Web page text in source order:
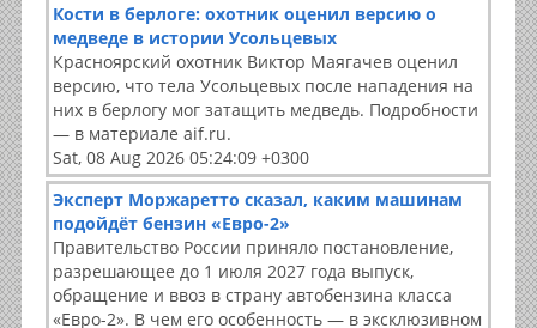
Кости в берлоге: охотник оценил версию о
медведе в истории Усольцевых
Красноярский охотник Виктор Маягачев оценил
версию, что тела Усольцевых после нападения на
них в берлогу мог затащить медведь. Подробности
— в материале aif.ru.
Sat, 08 Aug 2026 05:24:09 +0300
Эксперт Моржаретто сказал, каким машинам
подойдёт бензин «Евро-2»
Правительство России приняло постановление,
разрешающее до 1 июля 2027 года выпуск,
обращение и ввоз в страну автобензина класса
«Евро-2». В чем его особенность — в эксклюзивном